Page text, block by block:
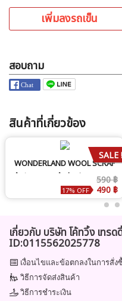
เพิ่มลงรถเข็น
สอบถาม
สินค้าที่เกี่ยวข้อง
WONDERLAND WOOL SCRAF
ผ้าพันคอสวย ผ้านุ่ม สีเทา
590 ฿
490 ฿
17% OFF
SALE !
เกี่ยวกับ บริษัท โค้ทวิ้ง เทร
ID:0115562025778
เงื่อนไขและข้อตกลงในการสั่ง
วิธีการจัดส่งสินค้า
วิธีการชำระเงิน